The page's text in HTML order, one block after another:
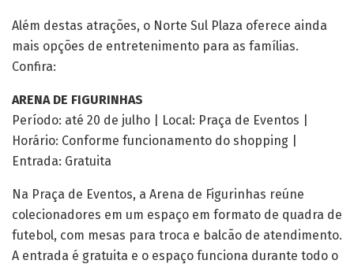
Além destas atrações, o Norte Sul Plaza oferece ainda
mais opções de entretenimento para as famílias.
Confira:
ARENA DE FIGURINHAS
Período: até 20 de julho | Local: Praça de Eventos |
Horário: Conforme funcionamento do shopping |
Entrada: Gratuita
Na Praça de Eventos, a Arena de Figurinhas reúne
colecionadores em um espaço em formato de quadra de
futebol, com mesas para troca e balcão de atendimento.
A entrada é gratuita e o espaço funciona durante todo o